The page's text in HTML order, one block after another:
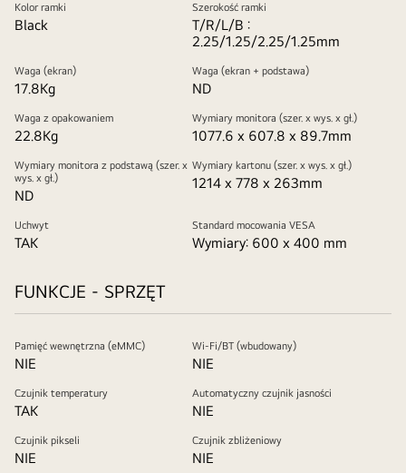
Kolor ramki
Black
Szerokość ramki
T/R/L/B :
2.25/1.25/2.25/1.25mm
Waga (ekran)
17.8Kg
Waga (ekran + podstawa)
ND
Waga z opakowaniem
22.8Kg
Wymiary monitora (szer. x wys. x gł.)
1077.6 x 607.8 x 89.7mm
Wymiary monitora z podstawą (szer. x
wys. x gł.)
ND
Wymiary kartonu (szer. x wys. x gł.)
1214 x 778 x 263mm
Uchwyt
TAK
Standard mocowania VESA
Wymiary: 600 x 400 mm
FUNKCJE - SPRZĘT
Pamięć wewnętrzna (eMMC)
NIE
Wi-Fi/BT (wbudowany)
NIE
Czujnik temperatury
TAK
Automatyczny czujnik jasności
NIE
Czujnik pikseli
NIE
Czujnik zbliżeniowy
NIE